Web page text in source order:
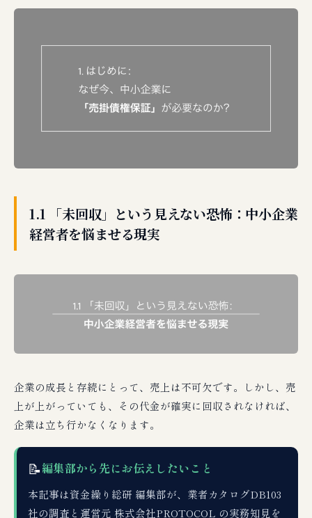
1.1 「未回収」という見えない恐怖：中小企業
経営者を悩ませる現実
企業の成長と存続にとって、売上は不可欠です。しかし、売
上が上がっていても、その代金が確実に回収されなければ、
企業は立ち行かなくなります。
📝編集部から先にお伝えしたいこと
本記事は資金繰り総研 編集部が、業者カタログDB103
社の調査と運営元 株式会社PROTOCOL の実務知見を